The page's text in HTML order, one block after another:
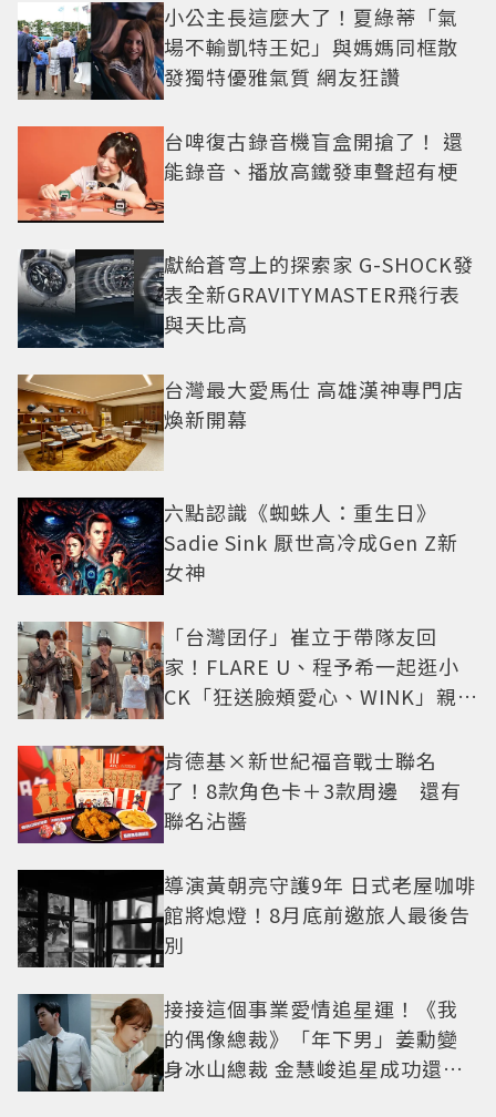
小公主長這麼大了！夏綠蒂「氣
場不輸凱特王妃」與媽媽同框散
發獨特優雅氣質 網友狂讚
台啤復古錄音機盲盒開搶了！ 還
能錄音、播放高鐵發車聲超有梗
獻給蒼穹上的探索家 G-SHOCK發
表全新GRAVITYMASTER飛行表
與天比高
台灣最大愛馬仕 高雄漢神專門店
煥新開幕
六點認識《蜘蛛人：重生日》
Sadie Sink 厭世高冷成Gen Z新
女神
「台灣囝仔」崔立于帶隊友回
家！FLARE U、程予希一起逛小
CK「狂送臉頰愛心、WINK」親曝
肯德基×新世紀福音戰士聯名
了！8款角色卡＋3款周邊 還有
聯名沾醬
導演黃朝亮守護9年 日式老屋咖啡
館將熄燈！8月底前邀旅人最後告
別
接接這個事業愛情追星運！《我
的偶像總裁》「年下男」姜勳變
身冰山總裁 金慧峻追星成功還偶